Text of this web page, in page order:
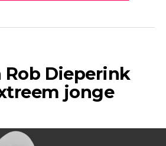
Rob Dieperink
jonge